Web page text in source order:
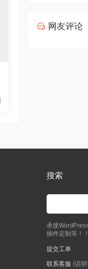
网友评论
搜索
承接
插件定制等！！
提交工单
联系客服 (说